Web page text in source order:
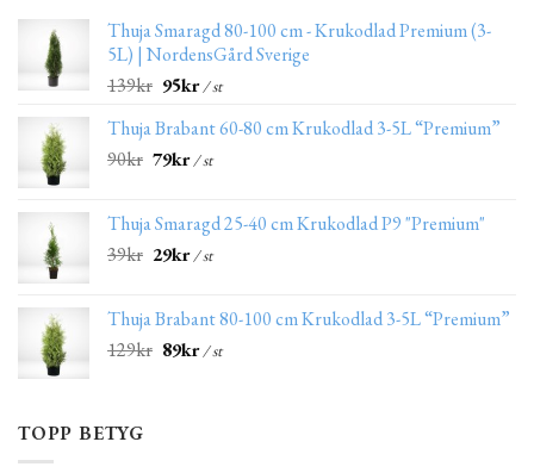
Thuja Smaragd 80-100 cm - Krukodlad Premium (3-
5L) | NordensGård Sverige
139kr 95kr/ st
Thuja Brabant 60-80 cm Krukodlad 3-5L “Premium”
90kr 79kr/ st
Thuja Smaragd 25-40 cm Krukodlad P9 "Premium"
39kr 29kr/ st
Thuja Brabant 80-100 cm Krukodlad 3-5L “Premium”
129kr 89kr/ st
TOPP BETYG